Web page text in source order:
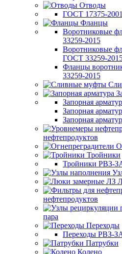
Отводы
ГОСТ 17375-2001
Фланцы
Воротниковые
33259-2015
Воротниковые
ГОСТ 33259-
Фланцы
33259-2015
Запорная
Запорная
Запорная
нефтепродуктов
Тройники
Тройники РВЗ-
нефтепродуктов
пара
Переходы
Переходы РВЗ-
Патрубки
Колено